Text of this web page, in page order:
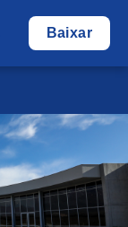
Baixar